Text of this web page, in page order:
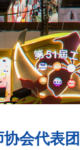
会代表